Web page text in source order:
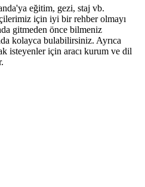
eğitim, gezi, staj vb.
için iyi bir rehber olmayı
gitmeden önce bilmeniz
kolayca bulabilirsiniz. Ayrıca
isteyenler için aracı kurum ve dil